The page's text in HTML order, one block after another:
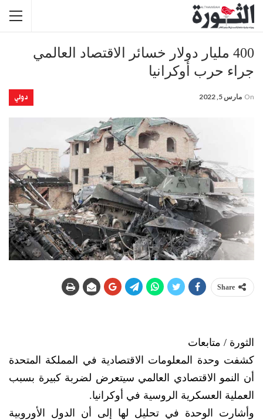
400 مليار دولار خسائر الاقتصاد العالمي
جراء حرب أوكرانيا
دولي On مارس 5, 2022
Share
الثورة / متابعات
كشفت وحدة المعلومات الاقتصادية في المملكة المتحدة
أن النمو الاقتصادي العالمي سيتعرض لضربة كبيرة بسبب
العملية العسكرية الروسية في أوكرانيا.
وأشارت الوحدة في تحليل لها إلى أن الدول الأوروبية